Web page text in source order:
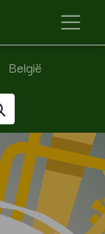
België